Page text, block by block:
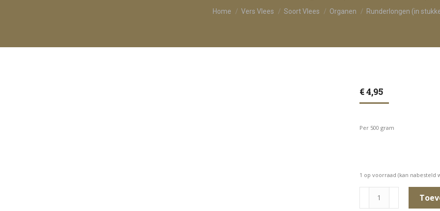
Je bent hier:
Home Vers Vlees Soort Vlees Organen Runderlongen (in
€4,95
Per 500 gram
1 op voorraad (kan nabesteld
(in